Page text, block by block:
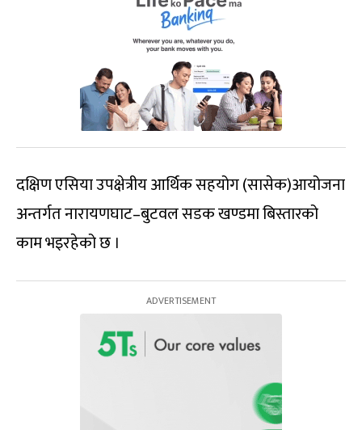
दक्षिण एसिया उपक्षेत्रीय आर्थिक सहयोग (सासेक)आयोजना
अन्तर्गत नारायणघाट–बुटवल सडक खण्डमा बिस्तारको
काम भइरहेको छ ।